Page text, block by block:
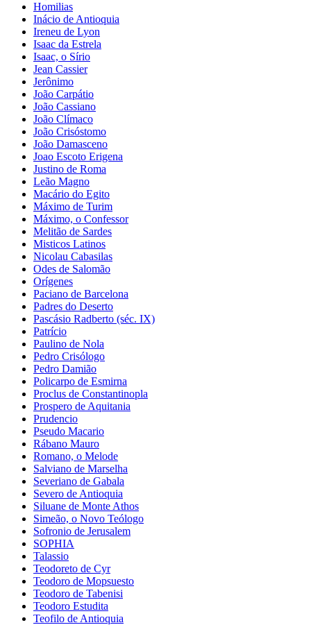
Homilias
Inácio de Antioquia
Ireneu de Lyon
Isaac da Estrela
Isaac, o Sírio
Jean Cassier
Jerônimo
João Carpátio
João Cassiano
João Clímaco
João Crisóstomo
João Damasceno
Joao Escoto Erigena
Justino de Roma
Leão Magno
Macário do Egito
Máximo de Turim
Máximo, o Confessor
Melitão de Sardes
Misticos Latinos
Nicolau Cabasilas
Odes de Salomão
Orígenes
Paciano de Barcelona
Padres do Deserto
Pascásio Radberto (séc. IX)
Patrício
Paulino de Nola
Pedro Crisólogo
Pedro Damião
Policarpo de Esmirna
Proclus de Constantinopla
Prospero de Aquitania
Prudencio
Pseudo Macario
Rábano Mauro
Romano, o Melode
Salviano de Marselha
Severiano de Gabala
Severo de Antioquia
Siluane de Monte Athos
Simeão, o Novo Teólogo
Sofronio de Jerusalem
SOPHIA
Talassio
Teodoreto de Cyr
Teodoro de Mopsuesto
Teodoro de Tabenisi
Teodoro Estudita
Teofilo de Antioquia